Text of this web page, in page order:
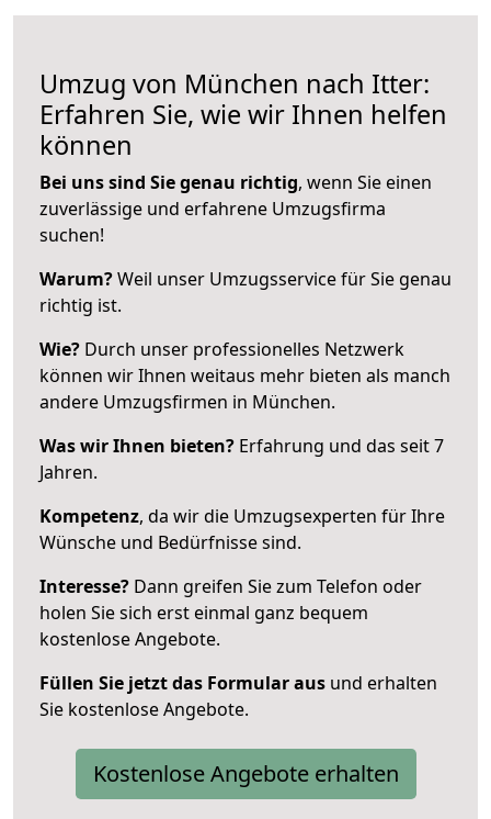
Umzug von München nach Itter:
Erfahren Sie, wie wir Ihnen helfen
können
Bei uns sind Sie genau richtig, wenn Sie einen
zuverlässige und erfahrene Umzugsfirma
suchen!
Warum?Weil unser Umzugsservice für Sie genau
richtig ist.
Wie? Durch unser professionelles Netzwerk
können wir Ihnen weitaus mehr bieten als manch
andere Umzugsfirmen in München.
Was wir Ihnen bieten? Erfahrung und das seit 7
Jahren.
Kompetenz, da wir die Umzugsexperten für Ihre
Wünsche und Bedürfnisse sind.
Interesse? Dann greifen Sie zum Telefon oder
holen Sie sich erst einmal ganz bequem
kostenlose Angebote.
Füllen Sie jetzt das Formular aus und erhalten
Sie kostenlose Angebote.
Kostenlose Angebote erhalten